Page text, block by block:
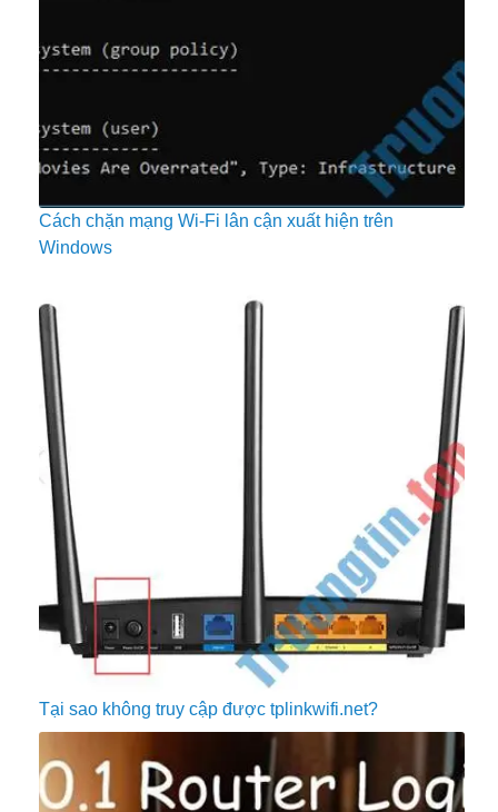
Cách chặn mạng Wi-Fi lân cận xuất hiện trên
Windows
Tại sao không truy cập được tplinkwifi.net?